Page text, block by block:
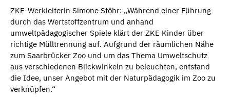
ZKE-Werkleiterin Simone Stöhr: „Während einer Führung
durch das Wertstoffzentrum und anhand
umweltpädagogischer Spiele klärt der ZKE Kinder über
richtige Mülltrennung auf. Aufgrund der räumlichen Nähe
zum Saarbrücker Zoo und um das Thema Umweltschutz
aus verschiedenen Blickwinkeln zu beleuchten, entstand
die Idee, unser Angebot mit der Naturpädagogik im Zoo zu
verknüpfen.“